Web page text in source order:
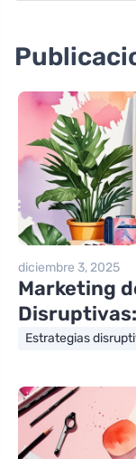
diciembre 3, 2025
Marketing
Disruptivas:
Estrategias